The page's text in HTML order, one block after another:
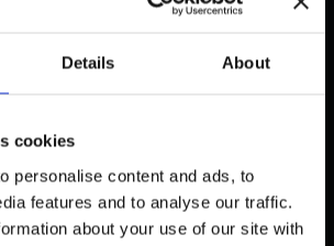
Details About
cookies
personalise content and ads, to
features and to analyse our traffic.
about your use of our site with
I
LÖSNING